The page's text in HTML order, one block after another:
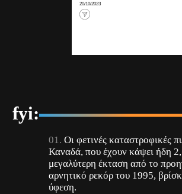
20/10/2023
fyi:
Οι φετινές καταστροφικές
Καναδά, που έχουν κάψει ήδη
μεγαλύτερη έκταση από το
αρνητικό ρεκόρ του 1995,
ύφεση.